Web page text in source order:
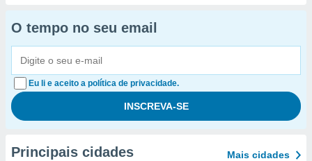
O tempo no seu email
Eu li e aceito a política de privacidade.
Principais cidades Mais cidades